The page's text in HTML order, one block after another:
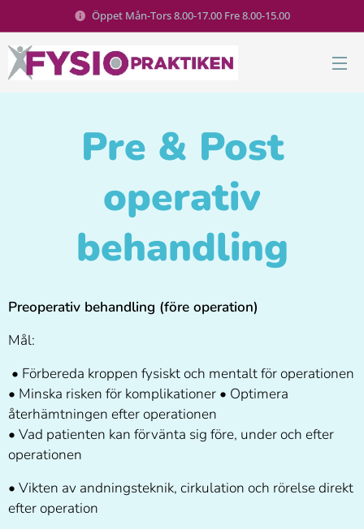
Öppet Mån-Tors 8.00-17.00 Fre 8.00-15.00
Pre & Post
operativ
behandling
Preoperativ behandling (före operation)
Mål:
• Förbereda kroppen fysiskt och mentalt för operationen
• Minska risken för komplikationer • Optimera
återhämtningen efter operationen
• Vad patienten kan förvänta sig före, under och efter
operationen
• Vikten av andningsteknik, cirkulation och rörelse direkt
efter operation